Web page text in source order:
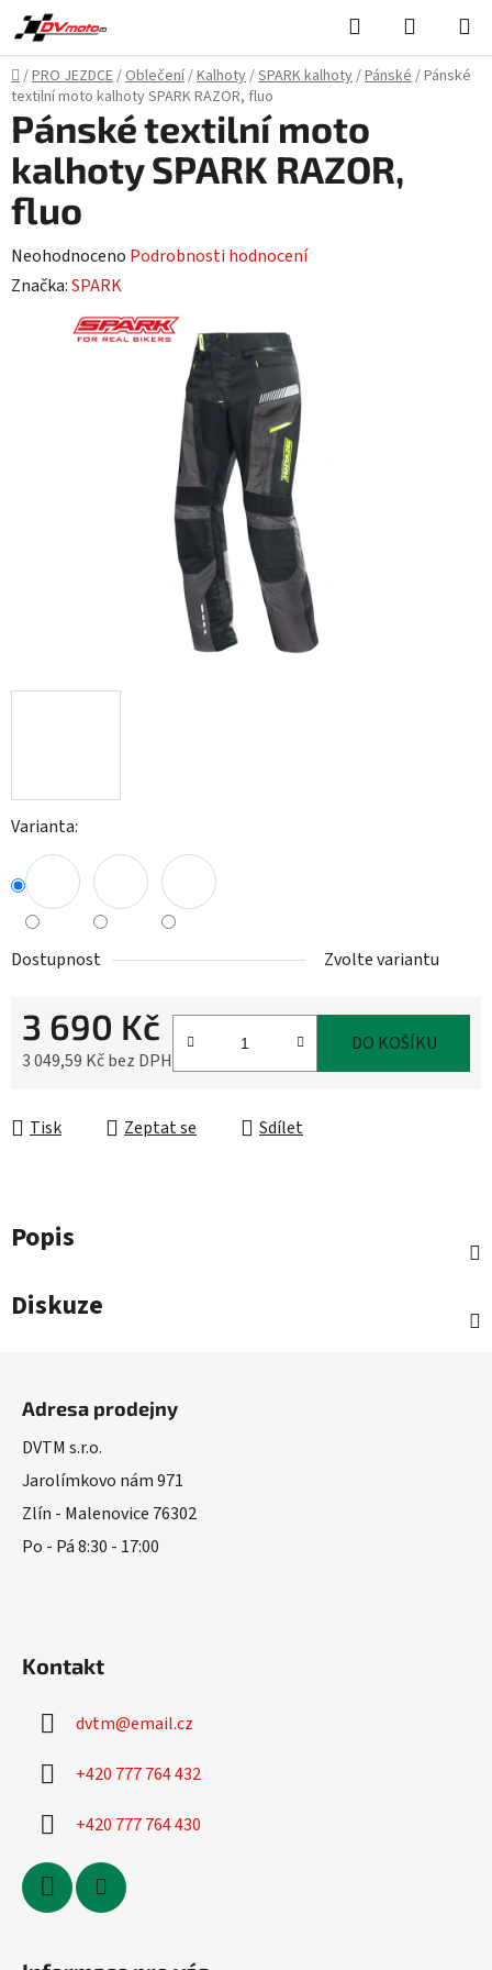
Přejít
na
obsah
Hledat
KOŠÍK
Domů
/PRO JEZDCE/Oblečení/Kalhoty/SPARK kalhoty/Pánské/Pánské
textilní moto kalhoty SPARK RAZOR, fluo
Varianta:
Dostupnost Zvolte variantu
3 690 Kč
3 049,59 Kč bez DPH
DO KOŠÍKU
Tisk Zeptat se Sdílet
Pánské textilní moto
kalhoty SPARK RAZOR,
fluo
Průměrné
hodnocení
Neohodnoceno Podrobnosti hodnocení
Značka:SPARK
Popis
Diskuze
Adresa prodejny
DVTM s.r.o.
Jarolímkovo nám 971
Zlín - Malenovice 76302
Po - Pá 8:30 - 17:00
Kontakt
dvtm@email.cz
+420 777 764 432
+420 777 764 430